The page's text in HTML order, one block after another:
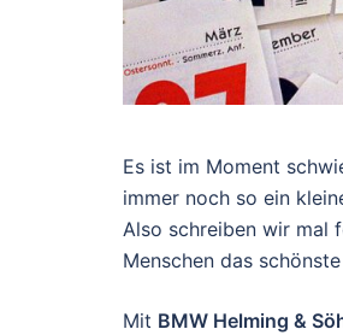
Es ist im Moment
immer noch so ein
Also schreiben wir mal
Menschen das
Mit BMW Helming &